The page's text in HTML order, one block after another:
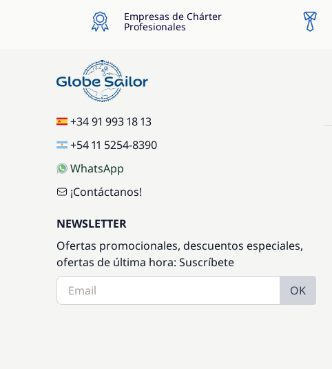
Empresas de Chárter
Profesionales
+34 91 993 18 13
+54 11 5254-8390
WhatsApp
¡Contáctanos!
NEWSLETTER
Ofertas promocionales, descuentos especiales,
ofertas de última hora: Suscríbete
OK